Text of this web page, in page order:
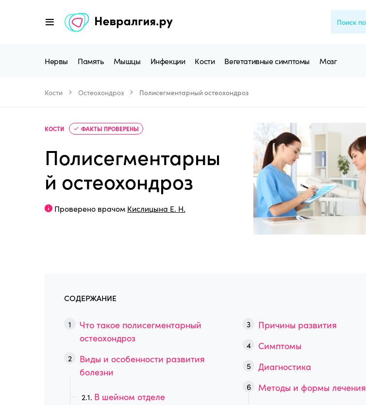
Нервы Память Мышцы Инфекции Кости Вегетативные симптомы Мозг
Кости Остеохондроз Полисегментарный остеохондроз
КОСТИ ФАКТЫ ПРОВЕРЕНЫ
Полисегментарны
й остеохондроз
Проверено врачом Кислицына Е. Н.
СОДЕРЖАНИЕ
Что такое полисегментарный
остеохондроз
Виды и особенности развития
болезни
В шейном отделе
Причины развития
Симптомы
Диагностика
Методы и формы лечения